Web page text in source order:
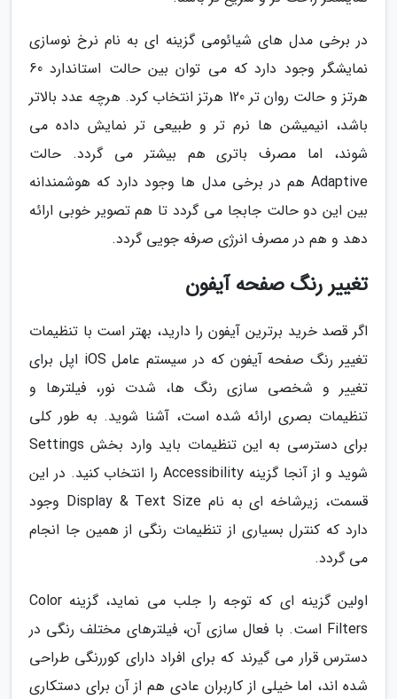
در برخی مدل های شیائومی گزینه ای به نام نرخ نوسازی
نمایشگر وجود دارد که می توان بین حالت استاندارد 60
هرتز و حالت روان تر 120 هرتز انتخاب کرد. هرچه عدد بالاتر
باشد، انیمیشن ها نرم تر و طبیعی تر نمایش داده می
شوند، اما مصرف باتری هم بیشتر می گردد. حالت
Adaptive هم در برخی مدل ها وجود دارد که هوشمندانه
بین این دو حالت جابجا می گردد تا هم تصویر خوبی ارائه
دهد و هم در مصرف انرژی صرفه جویی گردد.
تغییر رنگ صفحه آیفون
اگر قصد خرید برترین آیفون را دارید، بهتر است با تنظیمات
تغییر رنگ صفحه آیفون که در سیستم عامل iOS اپل برای
تغییر و شخصی سازی رنگ ها، شدت نور، فیلترها و
تنظیمات بصری ارائه شده است، آشنا شوید. به طور کلی
برای دسترسی به این تنظیمات باید وارد بخش Settings
شوید و از آنجا گزینه Accessibility را انتخاب کنید. در این
قسمت، زیرشاخه ای به نام Display & Text Size وجود
دارد که کنترل بسیاری از تنظیمات رنگی از همین جا انجام
می گردد.
اولین گزینه ای که توجه را جلب می نماید، گزینه Color
Filters است. با فعال سازی آن، فیلترهای مختلف رنگی در
دسترس قرار می گیرند که برای افراد دارای کوررنگی طراحی
شده اند، اما خیلی از کاربران عادی هم از آن برای دستکاری